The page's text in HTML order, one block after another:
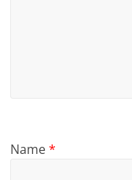
Name*